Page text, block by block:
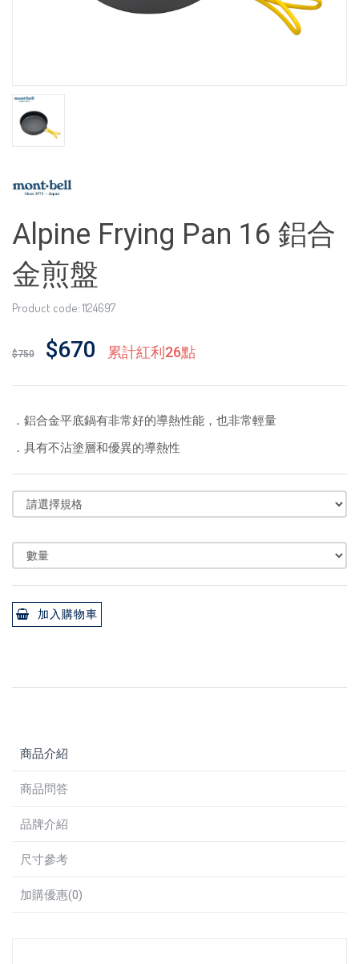
Alpine Frying Pan 16 鋁合
金煎盤
Product code: 1124697
$750 $670 累計紅利26點
．鋁合金平底鍋有非常好的導熱性能，也非常輕量
．具有不沾塗層和優異的導熱性
加入購物車
商品介紹
商品問答
品牌介紹
尺寸參考
加購優惠(0)